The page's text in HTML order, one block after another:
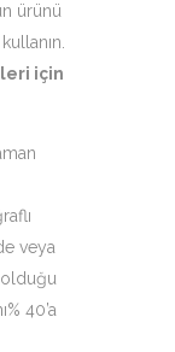
ürünü
için
veya
40’a